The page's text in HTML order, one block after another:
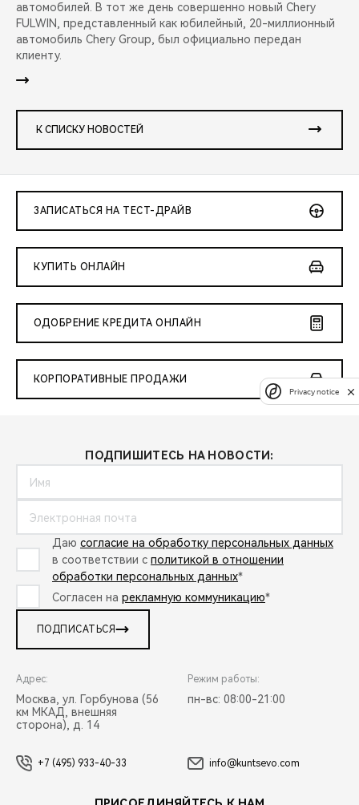
автомобилей. В тот же день совершенно новый Chery
FULWIN, представленный как юбилейный, 20-миллионный
автомобиль Chery Group, был официально передан
клиенту.
К СПИСКУ НОВОСТЕЙ
ЗАПИСАТЬСЯ НА ТЕСТ-ДРАЙВ
КУПИТЬ ОНЛАЙН
ОДОБРЕНИЕ КРЕДИТА ОНЛАЙН
КОРПОРАТИВНЫЕ ПРОДАЖИ
ПОДПИШИТЕСЬ НА НОВОСТИ:
Даю согласие на обработку персональных данных
в соответствии с политикой в отношении
обработки персональных данных*
Согласен на рекламную коммуникацию*
ПОДПИСАТЬСЯ
Адрес:
Москва, ул. Горбунова (56
км МКАД, внешняя
сторона), д. 14
Режим работы:
пн-вс: 08:00-21:00
+7 (495) 933-40-33 info@kuntsevo.com
Privacy notice